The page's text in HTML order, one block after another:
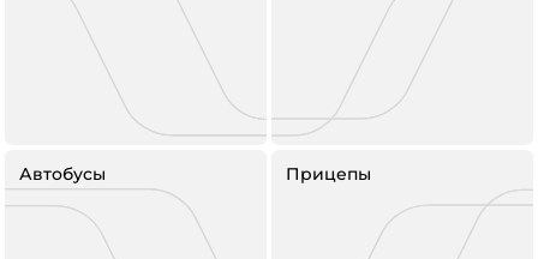
Автобусы Прицепы